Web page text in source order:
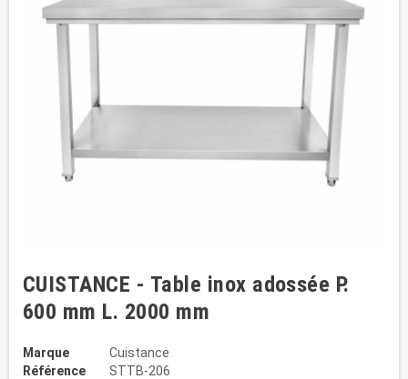
CUISTANCE - Table inox adossée P.
600 mm L. 2000 mm
Marque
Cuistance
Référence
STTB-206